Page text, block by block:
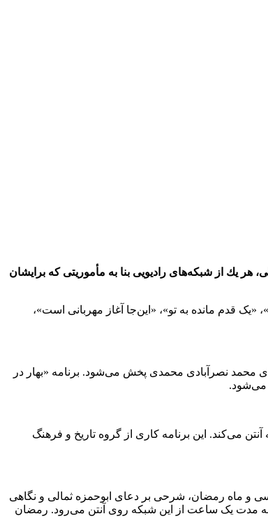
یك از شبكه‌های رادیویی بنا به مأموریتی كه برایشان
قدم مانده به تو»، «این‌جا آغاز مهربانی است»،
برنامه سحرگاهی رادیو ایران است که با تمركز بر اخلاق اسلامی و كمك به همنوع، در سحرهای ماه رمضان ساعت ۳:۳۰ با اجرای محمد نصرآبادی محمدی پخش می‌شود. برنامه «بهار در
می‌کند. این برنامه کاری از گروه تاریخ و فرهنگ
ماه رمضان، شرحی بر دعای ابوحمزه ثمالی و نگاهی
به مدت یک ساعت از این شبکه روی آنتن می‌رود. رمضان